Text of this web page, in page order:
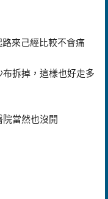
來己經比較不會痛
拆掉，這樣也好走多
當然也沒開